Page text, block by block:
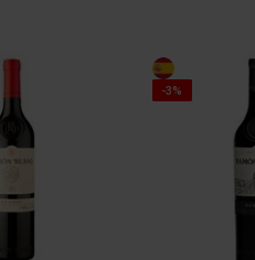
-3%